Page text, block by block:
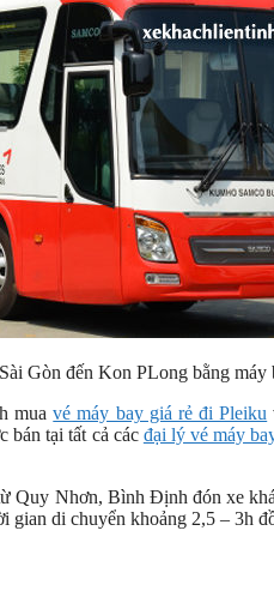
Gòn đến Kon PLong bằng máy
muavé máy bay giá rẻ đi Pleiku
bán tại tất cả các đại lý vé máy
Quy Nhơn, Bình Định đón xe
di chuyển khoảng 2,5 – 3h